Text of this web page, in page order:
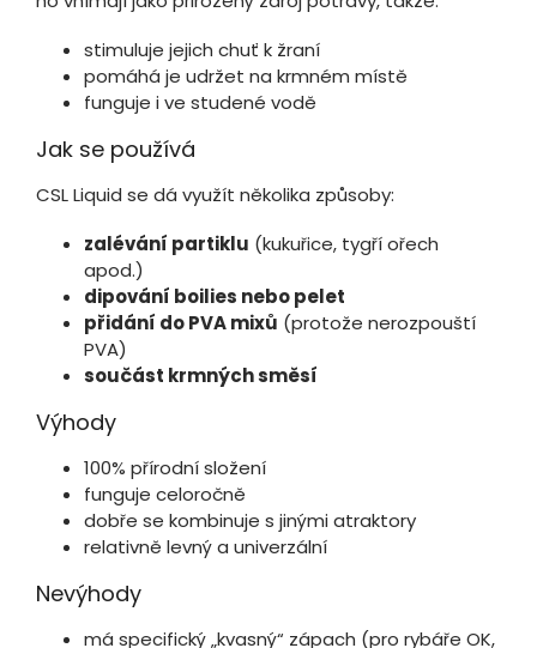
stimuluje jejich chuť k žraní
pomáhá je udržet na krmném místě
funguje i ve studené vodě
Jak se používá
CSL Liquid se dá využít několika způsoby:
zalévání partiklu (kukuřice, tygří ořech
apod.)
dipování boilies nebo pelet
přidání do PVA mixů (protože nerozpouští
PVA)
součást krmných směsí
Výhody
100% přírodní složení
funguje celoročně
dobře se kombinuje s jinými atraktory
relativně levný a univerzální
Nevýhody
má specifický „kvasný“ zápach (pro rybáře OK,